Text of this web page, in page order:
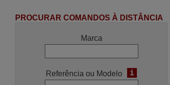
PROCURAR COMANDOS À DISTÂNCIA
Marca
Referência ou Modelo i